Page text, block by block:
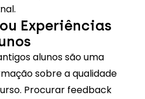
Experiências
alunossão uma
sobre a qualidade
Procurar feedback